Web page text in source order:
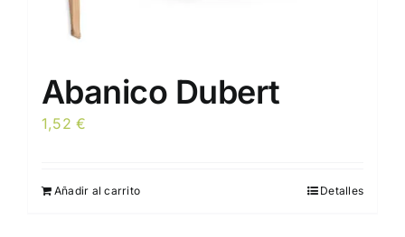
Abanico Dubert
1,52€
Añadir al carrito Detalles